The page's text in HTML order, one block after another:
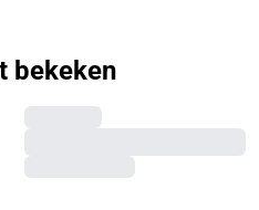
bekeken